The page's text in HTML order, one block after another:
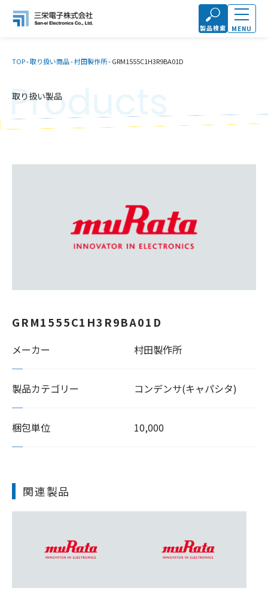
製品検索 MENU
TOP-取り扱い商品-村田製作所-GRM1555C1H3R9BA01D
取り扱い製品
Products
GRM1555C1H3R9BA01D
メーカー 村田製作所
製品カテゴリー コンデンサ(キャパシタ)
梱包単位 10,000
関連製品